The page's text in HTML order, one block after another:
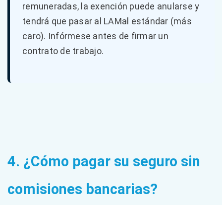
remuneradas, la exención puede anularse y
tendrá que pasar al LAMal estándar (más
caro). Infórmese antes de firmar un
contrato de trabajo.
4. ¿Cómo pagar su seguro sin
comisiones bancarias?